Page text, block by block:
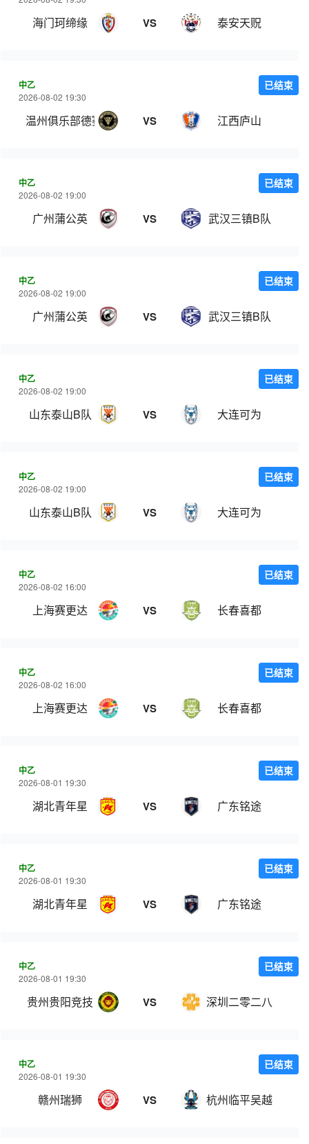
海门珂缔缘 VS 泰安天贶
中乙
2026-08-02 19:30
温州俱乐部德赛 VS 江西庐山
已结束
中乙
2026-08-02 19:00
广州蒲公英 VS 武汉三镇B队
已结束
中乙
2026-08-02 19:00
广州蒲公英 VS 武汉三镇B队
已结束
中乙
2026-08-02 19:00
山东泰山B队 VS 大连可为
已结束
中乙
2026-08-02 19:00
山东泰山B队 VS 大连可为
已结束
中乙
2026-08-02 16:00
上海赛更达 VS 长春喜都
已结束
中乙
2026-08-02 16:00
上海赛更达 VS 长春喜都
已结束
中乙
2026-08-01 19:30
湖北青年星 VS 广东铭途
已结束
中乙
2026-08-01 19:30
湖北青年星 VS 广东铭途
已结束
中乙
2026-08-01 19:30
贵州贵阳竞技 VS 深圳二零二八
已结束
中乙
2026-08-01 19:30
赣州瑞狮 VS 杭州临平吴越
已结束